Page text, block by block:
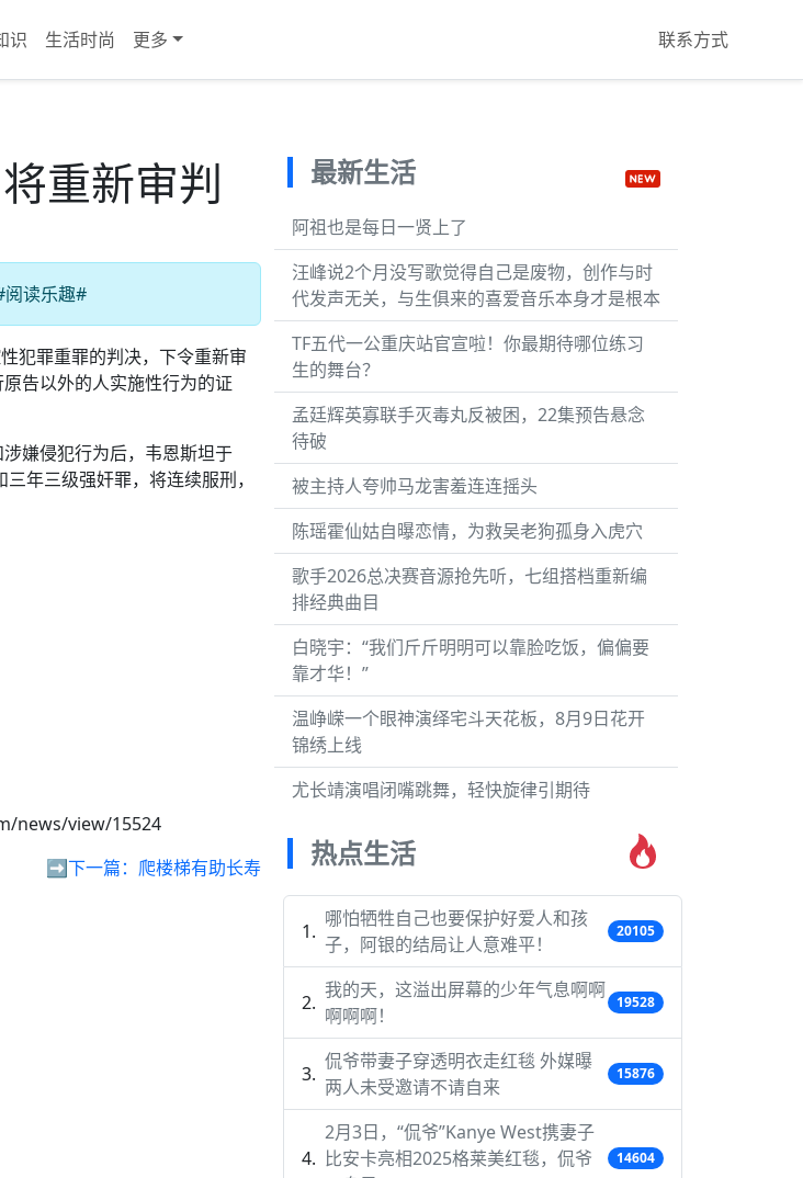
识 生活时尚 更多 联系方式
重新审判
阅读乐趣#
犯罪重罪的判决，下令重新审
告以外的人实施性行为的证
嫌侵犯行为后，韦恩斯坦于
年三级强奸罪，将连续服刑，
news/view/15524
➡️下一篇： 爬楼梯有助长寿
最新生活
阿祖也是每日一贤上了
汪峰说2个月没写歌觉得自己是废物，创作与时
代发声无关，与生俱来的喜爱音乐本身才是根本
TF五代一公重庆站官宣啦！你最期待哪位练习
生的舞台？
孟廷辉英寡联手灭毒丸反被困，22集预告悬念
待破
被主持人夸帅马龙害羞连连摇头
陈瑶霍仙姑自曝恋情，为救吴老狗孤身入虎穴
歌手2026总决赛音源抢先听，七组搭档重新编
排经典曲目
白晓宇：“我们斤斤明明可以靠脸吃饭，偏偏要
靠才华！”
温峥嵘一个眼神演绎宅斗天花板，8月9日花开
锦绣上线
尤长靖演唱闭嘴跳舞，轻快旋律引期待
热点生活
哪怕牺牲自己也要保护好爱人和孩
子，阿银的结局让人意难平！
20105
我的天，这溢出屏幕的少年气息啊啊
啊啊啊！
19528
侃爷带妻子穿透明衣走红毯 外媒曝
两人未受邀请不请自来
15876
2月3日，“侃爷”Kanye West携妻子
比安卡亮相2025格莱美红毯，侃爷
14604